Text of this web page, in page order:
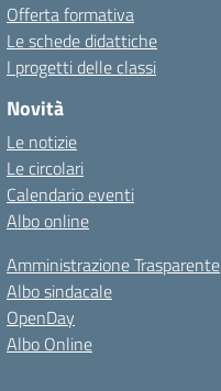
Offerta formativa
Le schede didattiche
I progetti delle classi
Novità
Le notizie
Le circolari
Calendario eventi
Albo online
Amministrazione Trasparente
Albo sindacale
OpenDay
Albo Online